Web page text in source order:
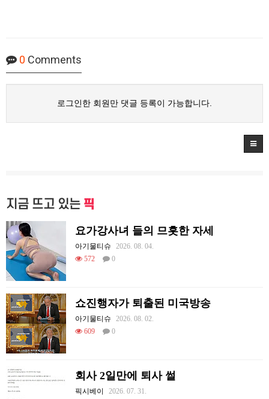
0 Comments
로그인한 회원만 댓글 등록이 가능합니다.
지금 뜨고 있는 픽
요가강사녀 들의 므흣한 자세
아기물티슈
2026. 08. 04.
572
0
쇼진행자가 퇴출된 미국방송
아기물티슈
2026. 08. 02.
609
0
회사 2일만에 퇴사 썰
픽시베이
2026. 07. 31.